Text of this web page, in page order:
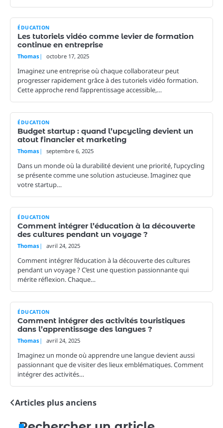
ÉDUCATION
Les tutoriels vidéo comme levier de formation
continue en entreprise
Thomas octobre 17, 2025
Imaginez une entreprise où chaque collaborateur peut
progresser rapidement grâce à des tutoriels vidéo formation.
Cette approche rend l’apprentissage accessible,…
ÉDUCATION
Budget startup : quand l’upcycling devient un
atout financier et marketing
Thomas septembre 6, 2025
Dans un monde où la durabilité devient une priorité, l’upcycling
se présente comme une solution astucieuse. Imaginez que
votre startup…
ÉDUCATION
Comment intégrer l’éducation à la découverte
des cultures pendant un voyage ?
Thomas avril 24, 2025
Comment intégrer l’éducation à la découverte des cultures
pendant un voyage ? C’est une question passionnante qui
mérite réflexion. Chaque…
ÉDUCATION
Comment intégrer des activités touristiques
dans l’apprentissage des langues ?
Thomas avril 24, 2025
Imaginez un monde où apprendre une langue devient aussi
passionnant que de visiter des lieux emblématiques. Comment
intégrer des activités…
Navigation
des
Articles plus anciens